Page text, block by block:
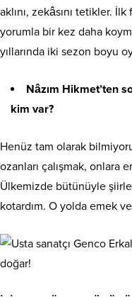
aklını, zekâsını tetikler.
yorumla bir kez daha
yıllarında iki sezon boyu
Nâzım Hikmet’ten
kim var?
Henüz tam olarak
ozanları çalışmak, onlara
Ülkemizde bütünüyle
kotardım. O yolda emek